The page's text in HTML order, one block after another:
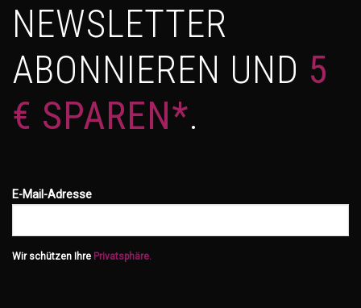
NEWSLETTER
ABONNIEREN UND 5
€ SPAREN*.
E-Mail-Adresse
Wir schützen Ihre Privatsphäre.